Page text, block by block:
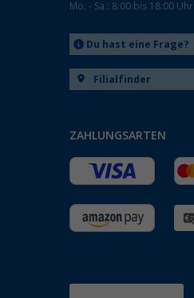
Mo. - Sa.: 8:00 bis 18:00 Uhr
Du hast eine Frage?
Filialfinder
ZAHLUNGSARTEN